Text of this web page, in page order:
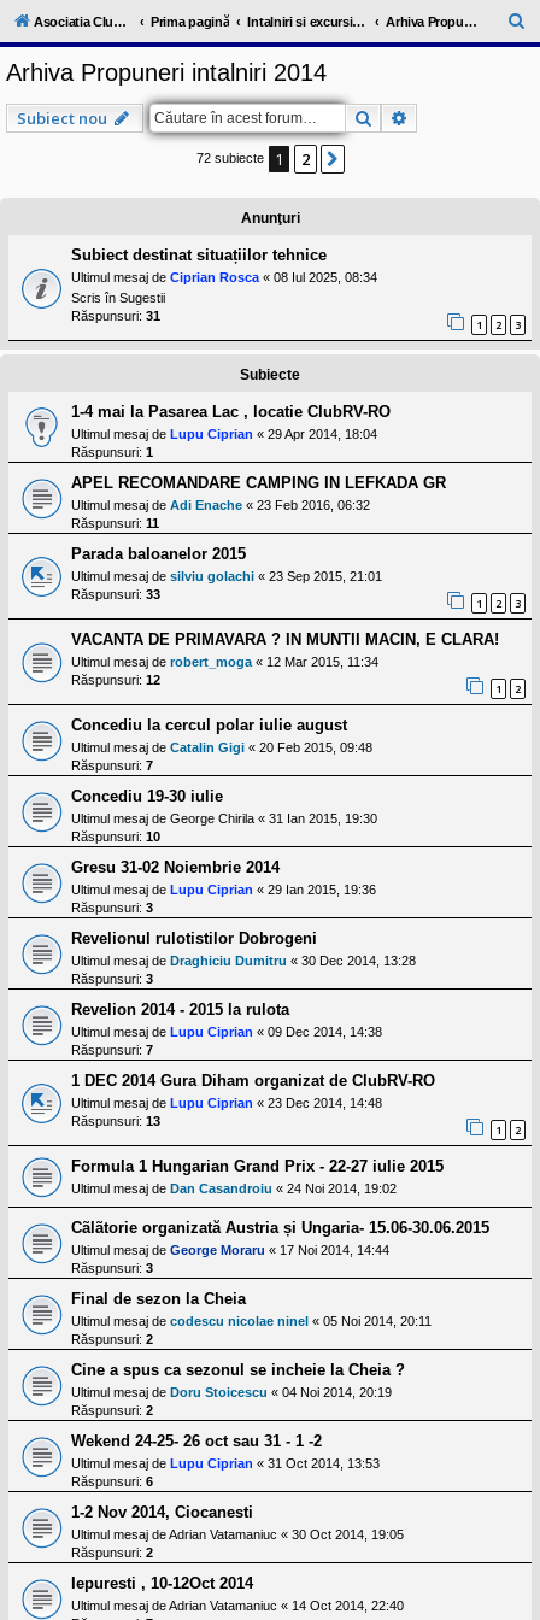
l
u
V
c
o
a
p
o
e
s
i
o
r
d
e
r
o
t
e
a
u
t
u
l
o
t
e
d
i
n
R
o
m
a
n
i
a
Asociatia ClubRV-RO Prima pagină Intalniri si excursii in cadrul comunitatii Arhiva Propuneri intalniri 2014
ă
Arhiva Propuneri intalniri 2014
Subiect nou Căutare
72 subiecte 1 2
Anunţuri
Subiect destinat situațiilor tehnice
Ultimul mesaj de Ciprian Rosca « 08 Iul 2025, 08:34
Scris în Sugestii
Răspunsuri: 31
1 2 3
Subiecte
1-4 mai la Pasarea Lac , locatie ClubRV-RO
Ultimul mesaj de Lupu Ciprian « 29 Apr 2014, 18:04
Răspunsuri: 1
APEL RECOMANDARE CAMPING IN LEFKADA GR
Ultimul mesaj de Adi Enache « 23 Feb 2016, 06:32
Răspunsuri: 11
Parada baloanelor 2015
Ultimul mesaj de silviu golachi « 23 Sep 2015, 21:01
Răspunsuri: 33
1 2 3
VACANTA DE PRIMAVARA ? IN MUNTII MACIN, E CLARA!
Ultimul mesaj de robert_moga « 12 Mar 2015, 11:34
Răspunsuri: 12
1 2
Concediu la cercul polar iulie august
Ultimul mesaj de Catalin Gigi « 20 Feb 2015, 09:48
Răspunsuri: 7
Concediu 19-30 iulie
Ultimul mesaj de George Chirila « 31 Ian 2015, 19:30
Răspunsuri: 10
Gresu 31-02 Noiembrie 2014
Ultimul mesaj de Lupu Ciprian « 29 Ian 2015, 19:36
Răspunsuri: 3
Revelionul rulotistilor Dobrogeni
Ultimul mesaj de Draghiciu Dumitru « 30 Dec 2014, 13:28
Răspunsuri: 3
Revelion 2014 - 2015 la rulota
Ultimul mesaj de Lupu Ciprian « 09 Dec 2014, 14:38
Răspunsuri: 7
1 DEC 2014 Gura Diham organizat de ClubRV-RO
Ultimul mesaj de Lupu Ciprian « 23 Dec 2014, 14:48
Răspunsuri: 13
1 2
Formula 1 Hungarian Grand Prix - 22-27 iulie 2015
Ultimul mesaj de Dan Casandroiu « 24 Noi 2014, 19:02
Cãlãtorie organizată Austria și Ungaria- 15.06-30.06.2015
Ultimul mesaj de George Moraru « 17 Noi 2014, 14:44
Răspunsuri: 3
Final de sezon la Cheia
Ultimul mesaj de codescu nicolae ninel « 05 Noi 2014, 20:11
Răspunsuri: 2
Cine a spus ca sezonul se incheie la Cheia ?
Ultimul mesaj de Doru Stoicescu « 04 Noi 2014, 20:19
Răspunsuri: 2
Wekend 24-25- 26 oct sau 31 - 1 -2
Ultimul mesaj de Lupu Ciprian « 31 Oct 2014, 13:53
Răspunsuri: 6
1-2 Nov 2014, Ciocanesti
Ultimul mesaj deAdrian Vatamaniuc « 30 Oct 2014, 19:05
Răspunsuri: 2
Iepuresti , 10-12Oct 2014
Ultimul mesaj deAdrian Vatamaniuc « 14 Oct 2014, 22:40